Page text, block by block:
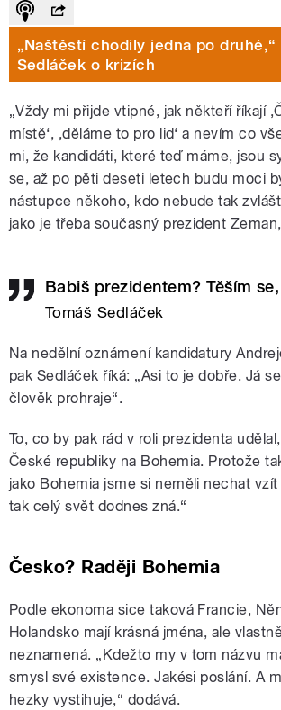
„Naštěstí chodily jedna po druhé,“
Sedláček o krizích
„Vždy mi přijde vtipné, jak někteří říkají
místě‘, ‚děláme to pro lid‘ a nevím co
mi, že kandidáti, které teď máme, jsou
se, až po pěti deseti letech budu moci
nástupce někoho, kdo nebude tak
jako je třeba současný prezident
Babiš prezidentem? Těším
Tomáš Sedláček
Na nedělní oznámení kandidatury
pak Sedláček říká: „Asi to je dobře. Já
člověk prohraje“.
To, co by pak rád v roli prezidenta
České republiky na Bohemia. Protože
jako Bohemia jsme si neměli nechat
tak celý svět dodnes zná.“
Česko? Raději Bohemia
Podle ekonoma sice taková Francie,
Holandsko mají krásná jména, ale
neznamená. „Kdežto my v tom názvu
smysl své existence. Jakési poslání. A
hezky vystihuje,“ dodává.